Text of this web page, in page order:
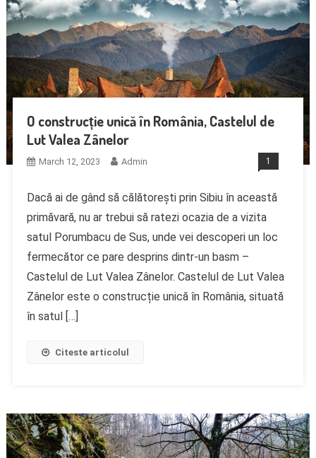
O construcție unică în România, Castelul de
Lut Valea Zânelor
March 12, 2023 Admin 1
Dacă ai de gând să călătorești prin Sibiu în această
primăvară, nu ar trebui să ratezi ocazia de a vizita
satul Porumbacu de Sus, unde vei descoperi un loc
fermecător ce pare desprins dintr-un basm –
Castelul de Lut Valea Zânelor. Castelul de Lut Valea
Zânelor este o construcție unică în România, situată
în satul […]
Citeste articolul